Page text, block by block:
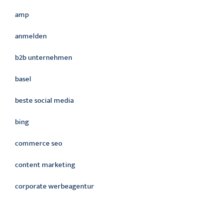
amp
anmelden
b2b unternehmen
basel
beste social media
bing
commerce seo
content marketing
corporate werbeagentur